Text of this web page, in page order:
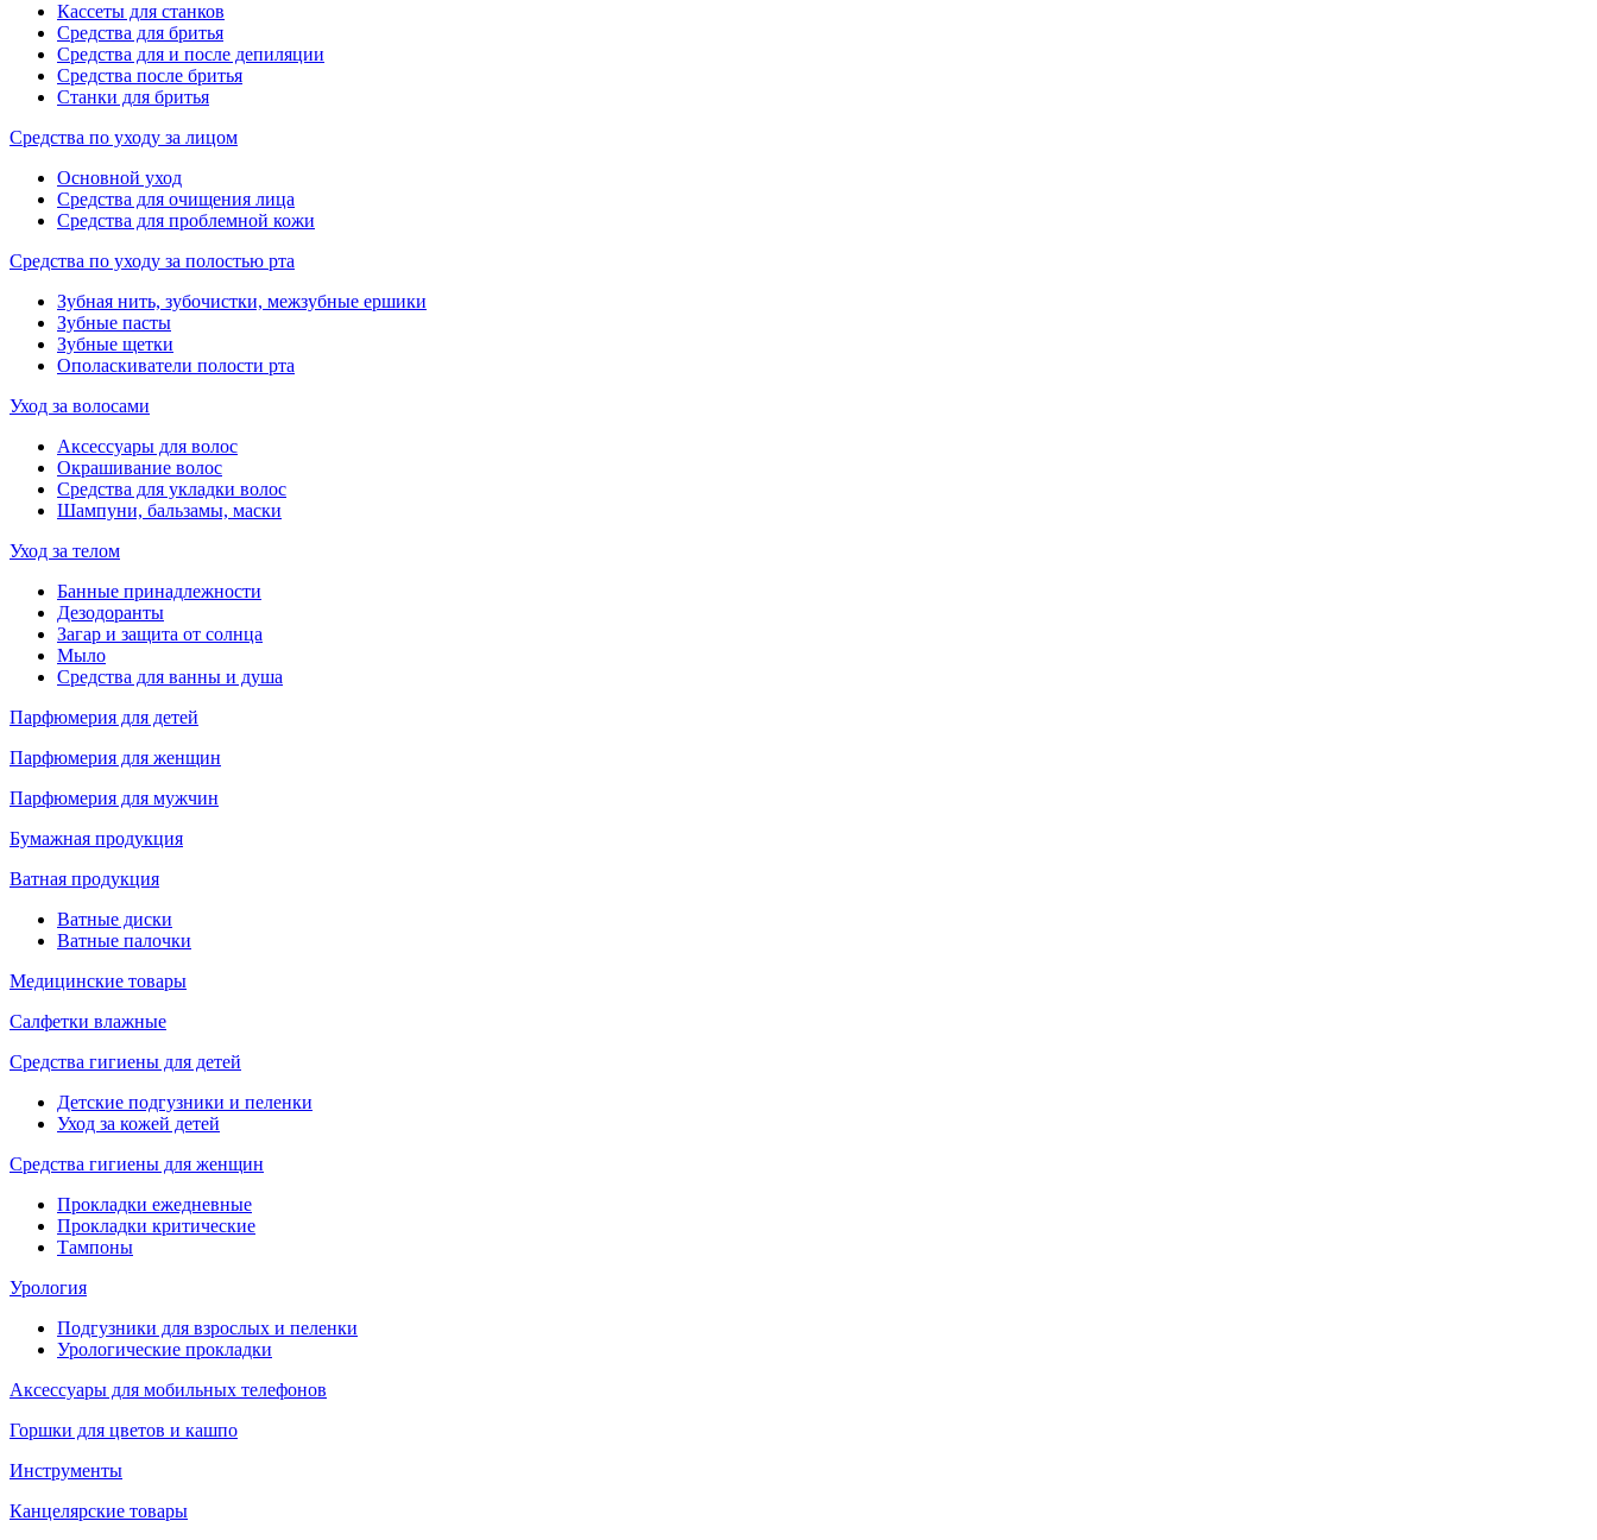
Кассеты для станков
Средства для бритья
Средства для и после депиляции
Средства после бритья
Станки для бритья
Средства по уходу за лицом
Основной уход
Средства для очищения лица
Средства для проблемной кожи
Средства по уходу за полостью рта
Зубная нить, зубочистки, межзубные ершики
Зубные пасты
Зубные щетки
Ополаскиватели полости рта
Уход за волосами
Аксессуары для волос
Окрашивание волос
Средства для укладки волос
Шампуни, бальзамы, маски
Уход за телом
Банные принадлежности
Дезодоранты
Загар и защита от солнца
Мыло
Средства для ванны и душа
Парфюмерия для детей
Парфюмерия для женщин
Парфюмерия для мужчин
Бумажная продукция
Ватная продукция
Ватные диски
Ватные палочки
Медицинские товары
Салфетки влажные
Средства гигиены для детей
Детские подгузники и пеленки
Уход за кожей детей
Средства гигиены для женщин
Прокладки ежедневные
Прокладки критические
Тампоны
Урология
Подгузники для взрослых и пеленки
Урологические прокладки
Аксессуары для мобильных телефонов
Горшки для цветов и кашпо
Инструменты
Канцелярские товары